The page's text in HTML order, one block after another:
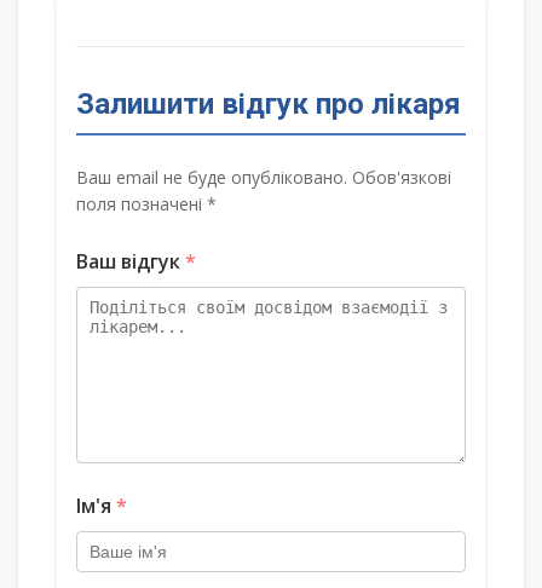
Залишити відгук про лікаря
Ваш email не буде опубліковано. Обов'язкові
поля позначені *
Ваш відгук*
Ім'я *